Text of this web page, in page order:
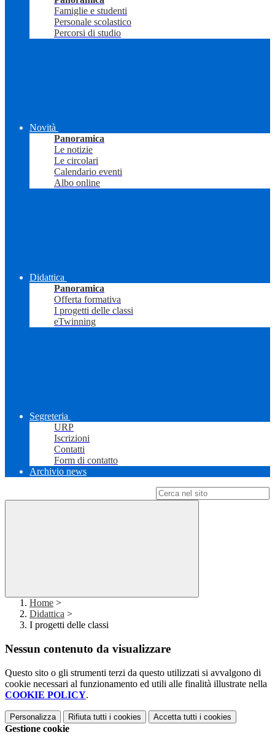
Famiglie e studenti
Personale scolastico
Percorsi di studio
Novità
Panoramica
Le notizie
Le circolari
Calendario eventi
Albo online
Didattica
Panoramica
Offerta formativa
I progetti delle classi
eTwinning
Segreteria
URP
Iscrizioni
Contatti
Form di contatto
Archivio news
Home >
Didattica >
I progetti delle classi
Nessun contenuto da visualizzare
Questo sito o gli strumenti terzi da questo utilizzati si avvalgono di
cookie necessari al funzionamento ed utili alle finalità illustrate nella
COOKIE POLICY.
Personalizza Rifiuta tutti i cookies Accetta tutti i cookies
Gestione cookie